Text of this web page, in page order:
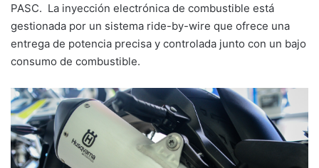
PASC. La inyección electrónica de combustible está
gestionada por un sistema ride-by-wire que ofrece una
entrega de potencia precisa y controlada junto con un bajo
consumo de combustible.